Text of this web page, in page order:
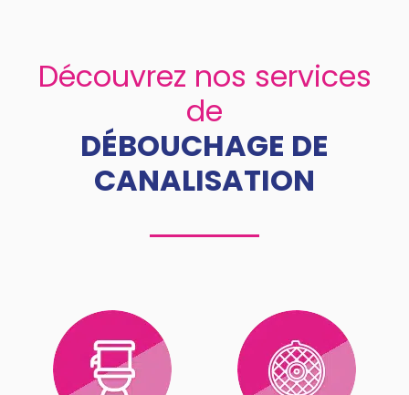
Découvrez nos services
de
DÉBOUCHAGE DE
CANALISATION